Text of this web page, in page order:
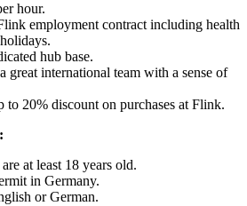
hour.
employment contract including health
hub base.
great international team with a sense of
to 20% discount on purchases at Flink.
at least 18 years old.
in Germany.
or German.